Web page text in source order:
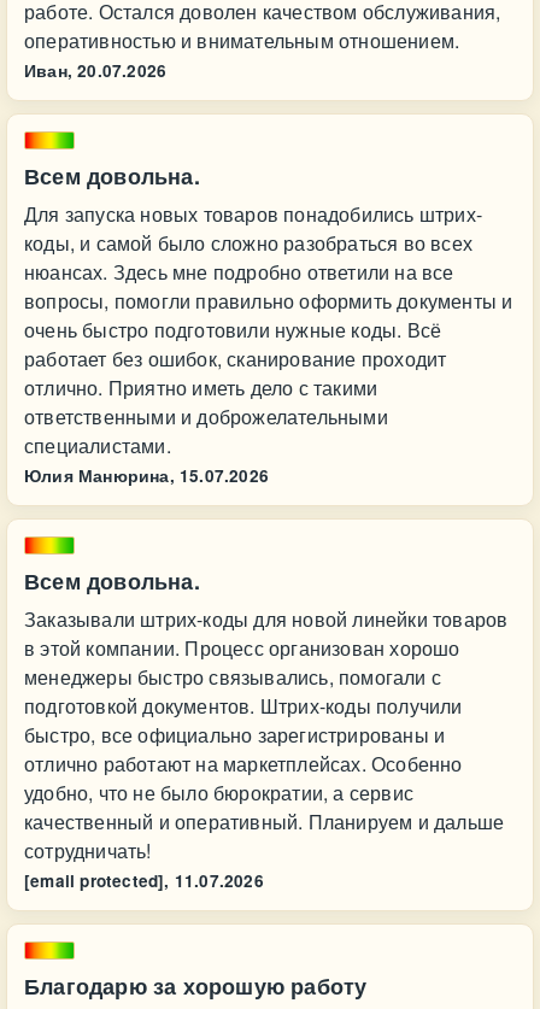
работе. Остался доволен качеством обслуживания,
оперативностью и внимательным отношением.
Иван, 20.07.2026
Всем довольна.
Для запуска новых товаров понадобились штрих-
коды, и самой было сложно разобраться во всех
нюансах. Здесь мне подробно ответили на все
вопросы, помогли правильно оформить документы и
очень быстро подготовили нужные коды. Всё
работает без ошибок, сканирование проходит
отлично. Приятно иметь дело с такими
ответственными и доброжелательными
специалистами.
Юлия Манюрина, 15.07.2026
Всем довольна.
Заказывали штрих-коды для новой линейки товаров
в этой компании. Процесс организован хорошо
менеджеры быстро связывались, помогали с
подготовкой документов. Штрих-коды получили
быстро, все официально зарегистрированы и
отлично работают на маркетплейсах. Особенно
удобно, что не было бюрократии, а сервис
качественный и оперативный. Планируем и дальше
сотрудничать!
[email protected], 11.07.2026
Благодарю за хорошую работу